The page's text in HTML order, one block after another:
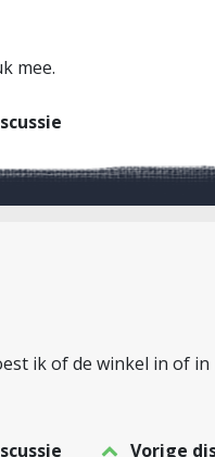
mee.
ik of de winkel in of
Vorige